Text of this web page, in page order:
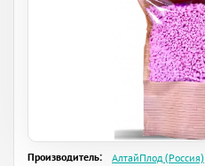
Производитель: АлтайПлод (Россия)